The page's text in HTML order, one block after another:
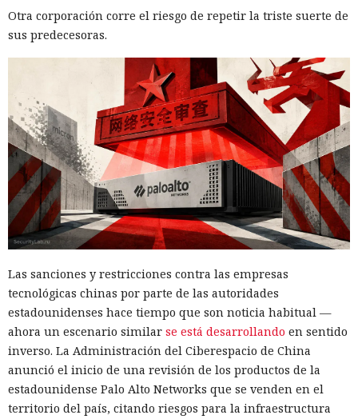
Otra corporación corre el riesgo de repetir la triste suerte de
sus predecesoras.
Las sanciones y restricciones contra las empresas
tecnológicas chinas por parte de las autoridades
estadounidenses hace tiempo que son noticia habitual —
ahora un escenario similar se está desarrollando en sentido
inverso. La Administración del Ciberespacio de China
anunció el inicio de una revisión de los productos de la
estadounidense Palo Alto Networks que se venden en el
territorio del país, citando riesgos para la infraestructura